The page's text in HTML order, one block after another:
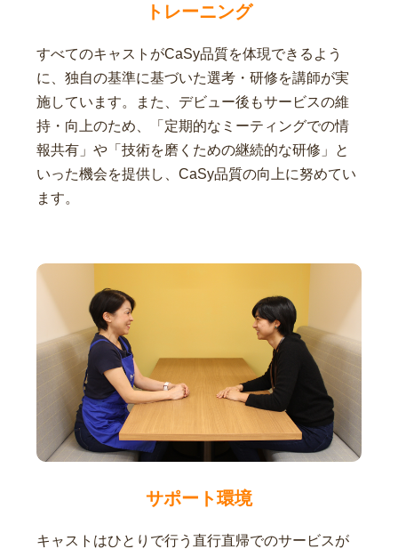
トレーニング
すべてのキャストがCaSy品質を体現できるよう
に、独自の基準に基づいた選考・研修を講師が実
施しています。また、デビュー後もサービスの維
持・向上のため、「定期的なミーティングでの情
報共有」や「技術を磨くための継続的な研修」と
いった機会を提供し、CaSy品質の向上に努めてい
ます。
サポート環境
キャストはひとりで行う直行直帰でのサービスが